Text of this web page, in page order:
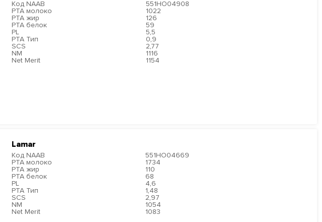
Код NAAB
551HO04908
PTA молоко
1022
PTA жир
126
PTA белок
59
PL
5,5
PTA Тип
0,9
SCS
2,77
NM
1116
Net Merit
1154
Lamar
Код NAAB
551HO04669
PTA молоко
1734
PTA жир
110
PTA белок
68
PL
4,6
PTA Тип
1,48
SCS
2,97
NM
1054
Net Merit
1083